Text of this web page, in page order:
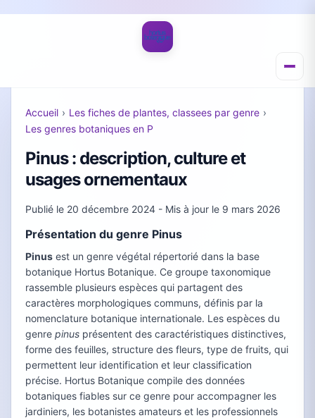
Accueil › Les fiches de plantes, classees par genre ›
Les genres botaniques en P
Pinus : description, culture et
usages ornementaux
Publié le 20 décembre 2024 - Mis à jour le 9 mars 2026
Présentation du genre Pinus
Pinus est un genre végétal répertorié dans la base
botanique Hortus Botanique. Ce groupe taxonomique
rassemble plusieurs espèces qui partagent des
caractères morphologiques communs, définis par la
nomenclature botanique internationale. Les espèces du
genre pinus présentent des caractéristiques distinctives,
forme des feuilles, structure des fleurs, type de fruits, qui
permettent leur identification et leur classification
précise. Hortus Botanique compile des données
botaniques fiables sur ce genre pour accompagner les
jardiniers, les botanistes amateurs et les professionnels